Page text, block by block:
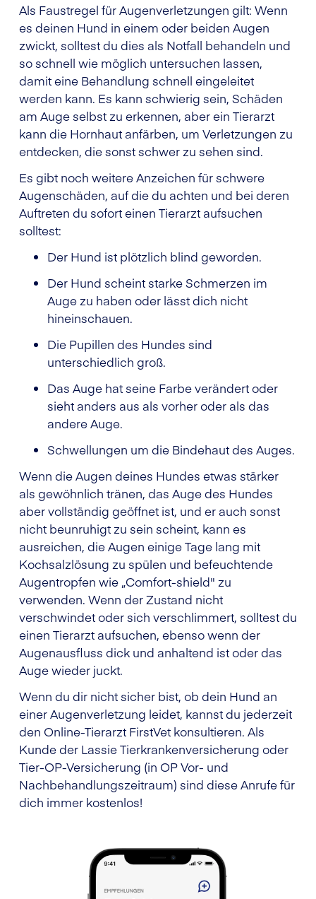
Als Faustregel für Augenverletzungen gilt: Wenn
es deinen Hund in einem oder beiden Augen
zwickt, solltest du dies als Notfall behandeln und
so schnell wie möglich untersuchen lassen,
damit eine Behandlung schnell eingeleitet
werden kann. Es kann schwierig sein, Schäden
am Auge selbst zu erkennen, aber ein Tierarzt
kann die Hornhaut anfärben, um Verletzungen zu
entdecken, die sonst schwer zu sehen sind.
Es gibt noch weitere Anzeichen für schwere
Augenschäden, auf die du achten und bei deren
Auftreten du sofort einen Tierarzt aufsuchen
solltest:
Der Hund ist plötzlich blind geworden.
Der Hund scheint starke Schmerzen im
Auge zu haben oder lässt dich nicht
hineinschauen.
Die Pupillen des Hundes sind
unterschiedlich groß.
Das Auge hat seine Farbe verändert oder
sieht anders aus als vorher oder als das
andere Auge.
Schwellungen um die Bindehaut des Auges.
Wenn die Augen deines Hundes etwas stärker
als gewöhnlich tränen, das Auge des Hundes
aber vollständig geöffnet ist, und er auch sonst
nicht beunruhigt zu sein scheint, kann es
ausreichen, die Augen einige Tage lang mit
Kochsalzlösung zu spülen und befeuchtende
Augentropfen wie „Comfort-shield" zu
verwenden. Wenn der Zustand nicht
verschwindet oder sich verschlimmert, solltest du
einen Tierarzt aufsuchen, ebenso wenn der
Augenausfluss dick und anhaltend ist oder das
Auge wieder juckt.
Wenn du dir nicht sicher bist, ob dein Hund an
einer Augenverletzung leidet, kannst du jederzeit
den Online-Tierarzt FirstVet konsultieren. Als
Kunde der Lassie Tierkrankenversicherung oder
Tier-OP-Versicherung (in OP Vor- und
Nachbehandlungszeitraum) sind diese Anrufe für
dich immer kostenlos!